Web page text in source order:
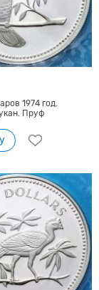
1974 год.
Пруф